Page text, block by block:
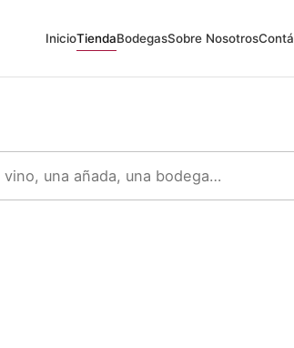
InicioTiendaBodegasSobre Nosotros